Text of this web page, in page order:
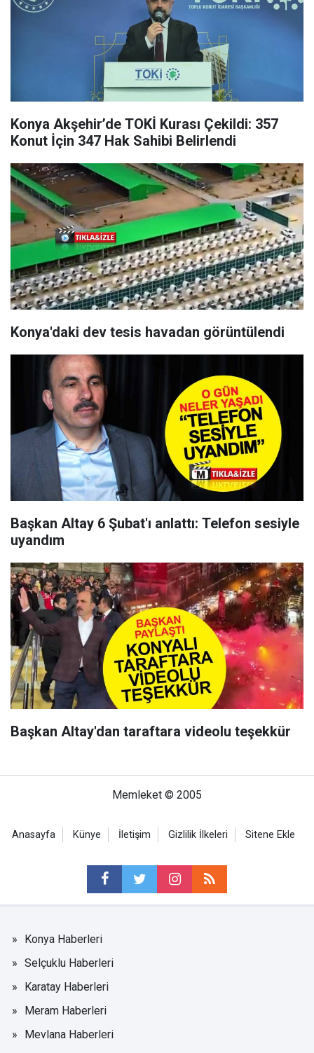
Konya Akşehir’de TOKİ Kurası Çekildi: 357
Konut İçin 347 Hak Sahibi Belirlendi
Konya'daki dev tesis havadan görüntülendi
Başkan Altay 6 Şubat'ı anlattı: Telefon sesiyle
uyandım
Başkan Altay'dan taraftara videolu teşekkür
Memleket © 2005
Anasayfa Künye İletişim Gizlilik İlkeleri Sitene Ekle
Konya Haberleri
Selçuklu Haberleri
Karatay Haberleri
Meram Haberleri
Mevlana Haberleri